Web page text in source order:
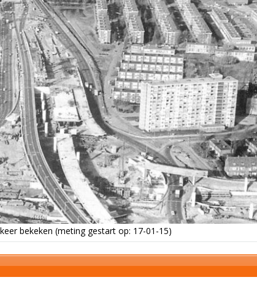
bekeken (meting gestart op: 17-01-15)